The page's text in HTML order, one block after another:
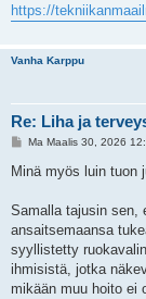
https://
Vanha Karppu
Re: Liha ja
V
e
s
i
Ma Maalis 30, 2026
Minä myös luin tuon
Samalla tajusin sen,
ansaitsemaansa
syyllistetty
ihmisistä, jotka
mikään muu hoito ei